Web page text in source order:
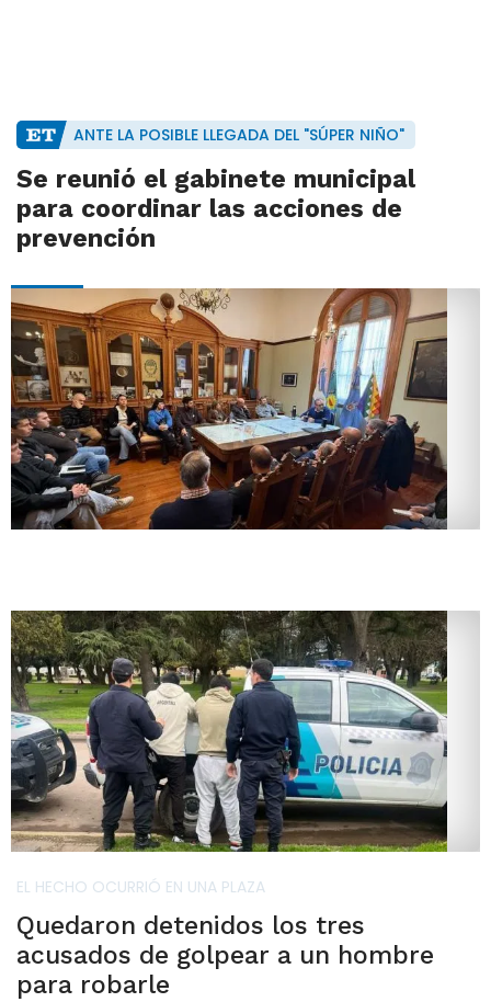
ANTE LA POSIBLE LLEGADA DEL "SÚPER NIÑO"
Se reunió el gabinete municipal
para coordinar las acciones de
prevención
EL HECHO OCURRIÓ EN UNA PLAZA
Quedaron detenidos los tres
acusados de golpear a un hombre
para robarle